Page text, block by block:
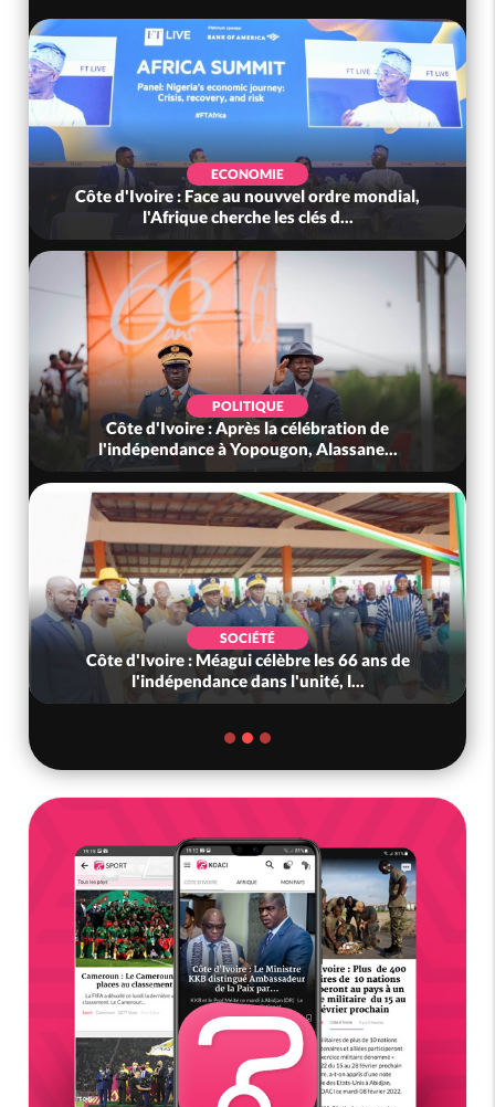
ECONOMIE
Côte d'Ivoire : Face au nouvvel ordre mondial,
l'Afrique cherche les clés d...
POLITIQUE
Côte d'Ivoire : Après la célébration de
l'indépendance à Yopougon, Alassane...
SOCIÉTÉ
Côte d'Ivoire : Méagui célèbre les 66 ans de
l'indépendance dans l'unité, l...